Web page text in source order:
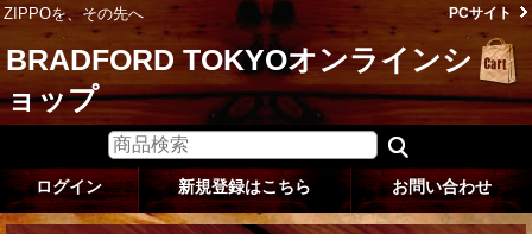
ZIPPOを、その先へ PCサイト
BRADFORD TOKYOオンラインシ
ョップ
ログイン 新規登録はこちら お問い合わせ